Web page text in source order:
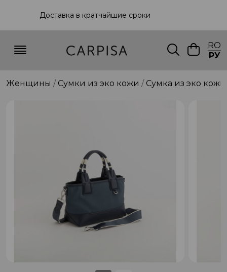
Доставка в кратчайшие сроки
RO
РУ
Женщины Сумки из эко кожи Сумка из эко кожи